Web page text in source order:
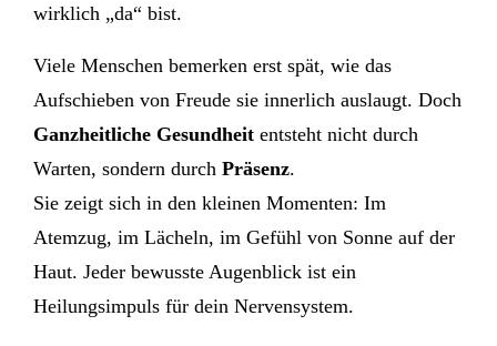
wirklich „da“ bist.
Viele Menschen bemerken erst spät, wie das
Aufschieben von Freude sie innerlich auslaugt. Doch
Ganzheitliche Gesundheit entsteht nicht durch
Warten, sondern durch Präsenz.
Sie zeigt sich in den kleinen Momenten: Im
Atemzug, im Lächeln, im Gefühl von Sonne auf der
Haut. Jeder bewusste Augenblick ist ein
Heilungsimpuls für dein Nervensystem.